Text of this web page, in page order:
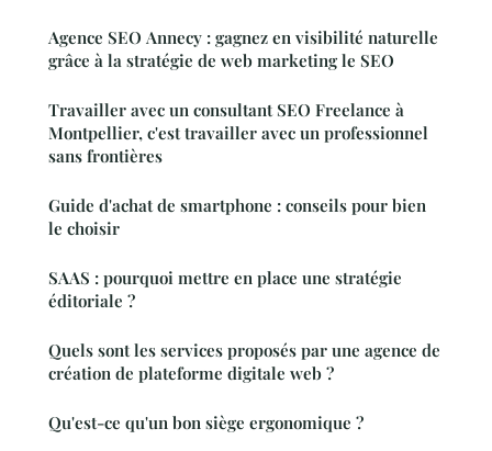
Agence SEO Annecy : gagnez en visibilité naturelle
grâce à la stratégie de web marketing le SEO
Travailler avec un consultant SEO Freelance à
Montpellier, c'est travailler avec un professionnel
sans frontières
Guide d'achat de smartphone : conseils pour bien
le choisir
SAAS : pourquoi mettre en place une stratégie
éditoriale ?
Quels sont les services proposés par une agence de
création de plateforme digitale web ?
Qu'est-ce qu'un bon siège ergonomique ?